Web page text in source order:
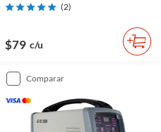
(2)
$79 c/u
comparar